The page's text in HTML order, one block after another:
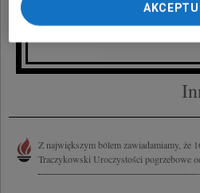
Z największym bólem zawiadamiamy, że
Traczykowski Uroczystości pogrzebowe